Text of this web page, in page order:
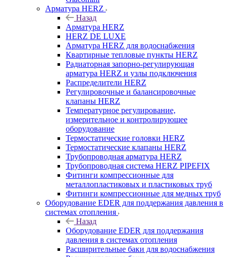
Арматура HERZ
Назад
Арматура HERZ
HERZ DE LUXE
Арматура HERZ для водоснабжения
Квартирные тепловые пункты HERZ
Радиаторная запорно-регулирующая
арматура HERZ и узлы подключения
Распределители HERZ
Регулировочные и балансировочные
клапаны HERZ
Температурное регулирование,
измерительное и контролирующее
оборудование
Термостатические головки HERZ
Термостатические клапаны HERZ
Трубопроводная арматура HERZ
Трубопроводная система HERZ PIPEFIX
Фитинги компрессионные для
металлопластиковых и пластиковых труб
Фитинги компрессионные для медных труб
Оборудование EDER для поддержания давления в
системах отопления
Назад
Оборудование EDER для поддержания
давления в системах отопления
Расширительные баки для водоснабжения